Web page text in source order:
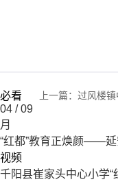
上一篇： 过风楼镇
必看
04 / 09
月
“红都”教育正焕颜——
视频
千阳县崔家头中心小学“